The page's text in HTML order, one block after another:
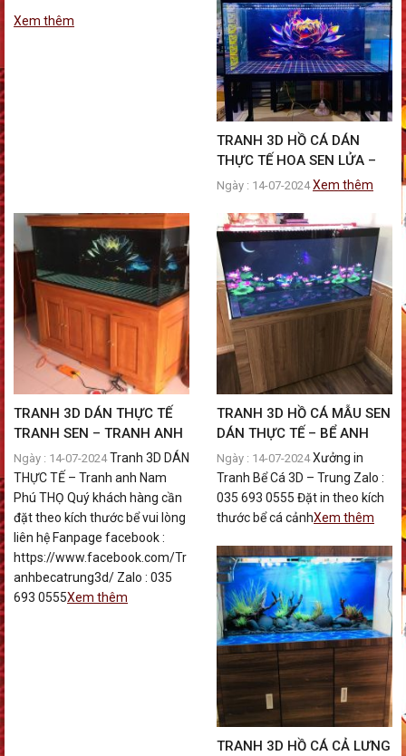
Xem thêm
TRANH 3D HỒ CÁ DÁN
THỰC TẾ HOA SEN LỬA –
BỂ ANH HÀ HỒ CHÍ MINH
Ngày : 14-07-2024 Xem thêm
TRANH 3D DÁN THỰC TẾ
TRANH SEN – TRANH ANH
NAM PHÚ THỌ
Ngày : 14-07-2024Tranh 3D DÁN
THỰC TẾ – Tranh anh Nam
Phú THỌ Quý khách hàng cần
đặt theo kích thước bể vui lòng
liên hệ Fanpage facebook :
https://www.facebook.com/Tr
anhbecatrung3d/ Zalo : 035
693 0555Xem thêm
TRANH 3D HỒ CÁ MẪU SEN
DÁN THỰC TẾ – BỂ ANH
QUỐC NAM ĐỊNH
Ngày : 14-07-2024Xưởng in
Tranh Bể Cá 3D – Trung Zalo :
035 693 0555 Đặt in theo kích
thước bể cá cảnhXem thêm
TRANH 3D HỒ CÁ CẢ LƯNG